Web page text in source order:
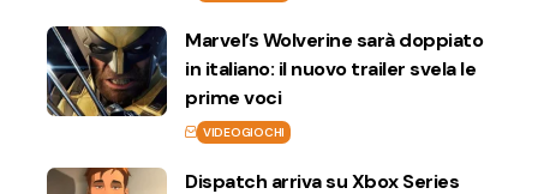
Marvel’s Wolverine sarà doppiato
in italiano: il nuovo trailer svela le
prime voci
VIDEOGIOCHI
Dispatch arriva su Xbox Series